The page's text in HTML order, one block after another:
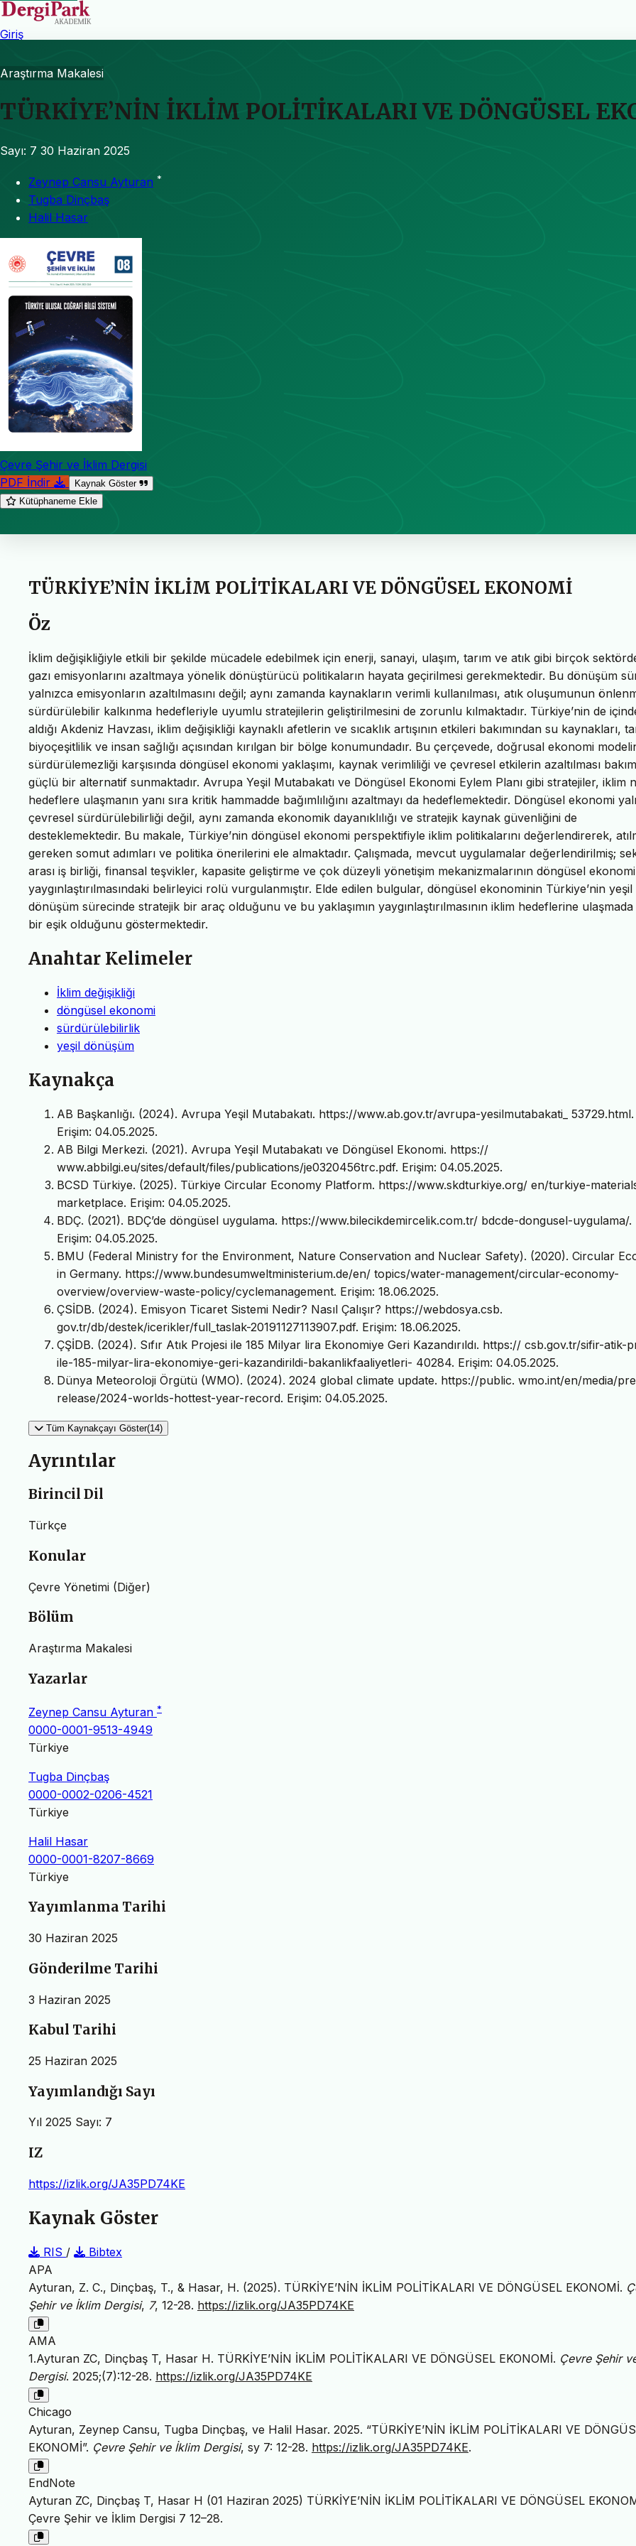
Giriş
Araştırma Makalesi
TÜRKİYE’NİN İKLİM POLİTİKALARI VE DÖNGÜSEL
Sayı: 7 30 Haziran 2025
Zeynep Cansu Ayturan *
Tugba Dinçbaş
Halil Hasar
Çevre Şehir ve İklim Dergisi
PDF İndir
Kaynak Göster
Kütüphaneme Ekle
TÜRKİYE’NİN İKLİM POLİTİKALARI VE DÖNGÜSEL EKONOMİ
Öz
İklim değişikliğiyle etkili bir şekilde mücadele edebilmek için enerji, sanayi, ulaşım, tarım ve atık gibi birçok
gazı emisyonlarını azaltmaya yönelik dönüştürücü politikaların hayata geçirilmesi gerekmektedir. Bu dönüşüm
yalnızca emisyonların azaltılmasını değil; aynı zamanda kaynakların verimli kullanılması, atık oluşumunun
sürdürülebilir kalkınma hedefleriyle uyumlu stratejilerin geliştirilmesini de zorunlu kılmaktadır. Türkiye’nin de
aldığı Akdeniz Havzası, iklim değişikliği kaynaklı afetlerin ve sıcaklık artışının etkileri bakımından su kaynakları,
biyoçeşitlilik ve insan sağlığı açısından kırılgan bir bölge konumundadır. Bu çerçevede, doğrusal ekonomi
sürdürülemezliği karşısında döngüsel ekonomi yaklaşımı, kaynak verimliliği ve çevresel etkilerin azaltılması
güçlü bir alternatif sunmaktadır. Avrupa Yeşil Mutabakatı ve Döngüsel Ekonomi Eylem Planı gibi stratejiler, iklim
hedeflere ulaşmanın yanı sıra kritik hammadde bağımlılığını azaltmayı da hedeflemektedir. Döngüsel ekonomi
çevresel sürdürülebilirliği değil, aynı zamanda ekonomik dayanıklılığı ve stratejik kaynak güvenliğini de
desteklemektedir. Bu makale, Türkiye’nin döngüsel ekonomi perspektifiyle iklim politikalarını değerlendirerek,
gereken somut adımları ve politika önerilerini ele almaktadır. Çalışmada, mevcut uygulamalar değerlendirilmiş;
arası iş birliği, finansal teşvikler, kapasite geliştirme ve çok düzeyli yönetişim mekanizmalarının döngüsel
yaygınlaştırılmasındaki belirleyici rolü vurgulanmıştır. Elde edilen bulgular, döngüsel ekonominin Türkiye’nin yeşil
dönüşüm sürecinde stratejik bir araç olduğunu ve bu yaklaşımın yaygınlaştırılmasının iklim hedeflerine
bir eşik olduğunu göstermektedir.
Anahtar Kelimeler
İklim değişikliği
döngüsel ekonomi
sürdürülebilirlik
yeşil dönüşüm
Kaynakça
AB Başkanlığı. (2024). Avrupa Yeşil Mutabakatı. https://www.ab.gov.tr/avrupa-yesilmutabakati_ 53729.html.
Erişim: 04.05.2025.
AB Bilgi Merkezi. (2021). Avrupa Yeşil Mutabakatı ve Döngüsel Ekonomi. https://
www.abbilgi.eu/sites/default/files/publications/je0320456trc.pdf. Erişim: 04.05.2025.
BCSD Türkiye. (2025). Türkiye Circular Economy Platform. https://www.skdturkiye.org/ en/turkiye-
marketplace. Erişim: 04.05.2025.
BDÇ. (2021). BDÇ’de döngüsel uygulama. https://www.bilecikdemircelik.com.tr/ bdcde-dongusel-uygulama/.
Erişim: 04.05.2025.
BMU (Federal Ministry for the Environment, Nature Conservation and Nuclear Safety). (2020). Circular
in Germany. https://www.bundesumweltministerium.de/en/ topics/water-management/circular-economy-
overview/overview-waste-policy/cyclemanagement. Erişim: 18.06.2025.
ÇSİDB. (2024). Emisyon Ticaret Sistemi Nedir? Nasıl Çalışır? https://webdosya.csb.
gov.tr/db/destek/icerikler/full_taslak-20191127113907.pdf. Erişim: 18.06.2025.
ÇŞİDB. (2024). Sıfır Atık Projesi ile 185 Milyar lira Ekonomiye Geri Kazandırıldı. https:// csb.gov.tr/sifir-atik-
ile-185-milyar-lira-ekonomiye-geri-kazandirildi-bakanlikfaaliyetleri- 40284. Erişim: 04.05.2025.
Dünya Meteoroloji Örgütü (WMO). (2024). 2024 global climate update. https://public. wmo.int/en/media/
release/2024-worlds-hottest-year-record. Erişim: 04.05.2025.
Tüm Kaynakçayı Göster(14)
Ayrıntılar
Birincil Dil
Türkçe
Konular
Çevre Yönetimi (Diğer)
Bölüm
Araştırma Makalesi
Yazarlar
Zeynep Cansu Ayturan *
0000-0001-9513-4949
Türkiye
Tugba Dinçbaş
0000-0002-0206-4521
Türkiye
Halil Hasar
0000-0001-8207-8669
Türkiye
Yayımlanma Tarihi
30 Haziran 2025
Gönderilme Tarihi
3 Haziran 2025
Kabul Tarihi
25 Haziran 2025
Yayımlandığı Sayı
Yıl 2025 Sayı: 7
IZ
https://izlik.org/JA35PD74KE
Kaynak Göster
RIS /
Bibtex
APA
Ayturan, Z. C., Dinçbaş, T., & Hasar, H. (2025). TÜRKİYE’NİN İKLİM POLİTİKALARI VE DÖNGÜSEL EKONOMİ.
Şehir ve İklim Dergisi, 7, 12-28. https://izlik.org/JA35PD74KE
AMA
1.Ayturan ZC, Dinçbaş T, Hasar H. TÜRKİYE’NİN İKLİM POLİTİKALARI VE DÖNGÜSEL EKONOMİ. Çevre Şehir
Dergisi. 2025;(7):12-28. https://izlik.org/JA35PD74KE
Chicago
Ayturan, Zeynep Cansu, Tugba Dinçbaş, ve Halil Hasar. 2025. “TÜRKİYE’NİN İKLİM POLİTİKALARI VE
EKONOMİ”. Çevre Şehir ve İklim Dergisi, sy 7: 12-28. https://izlik.org/JA35PD74KE.
EndNote
Ayturan ZC, Dinçbaş T, Hasar H (01 Haziran 2025) TÜRKİYE’NİN İKLİM POLİTİKALARI VE DÖNGÜSEL
Çevre Şehir ve İklim Dergisi 7 12–28.